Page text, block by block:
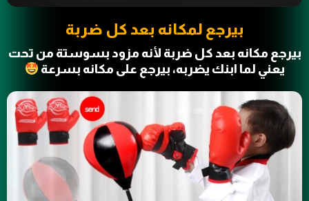
بيرجع لمكانه بعد كل ضربة
بيرجع مكانه بعد كل ضربة لأنه مزود بسوستة من تحت
يعني لما ابنك يضربه، بيرجع على مكانه بسرعة